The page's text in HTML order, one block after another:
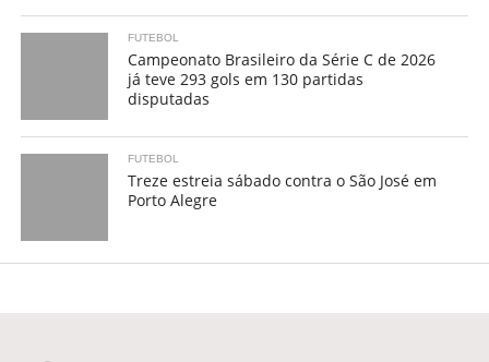
FUTEBOL
Campeonato Brasileiro da Série C de 2026
já teve 293 gols em 130 partidas
disputadas
FUTEBOL
Treze estreia sábado contra o São José em
Porto Alegre